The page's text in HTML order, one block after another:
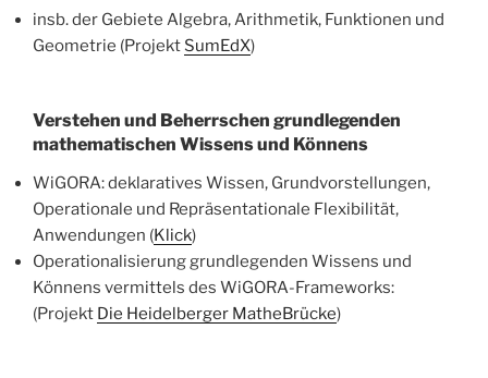
insb. der Gebiete Algebra, Arithmetik, Funktionen und
Geometrie (Projekt SumEdX)
Verstehen und Beherrschen grundlegenden
mathematischen Wissens und Könnens
WiGORA: deklaratives Wissen, Grundvorstellungen,
Operationale und Repräsentationale Flexibilität,
Anwendungen (Klick)
Operationalisierung grundlegenden Wissens und
Könnens vermittels des WiGORA-Frameworks:
(Projekt Die Heidelberger MatheBrücke)